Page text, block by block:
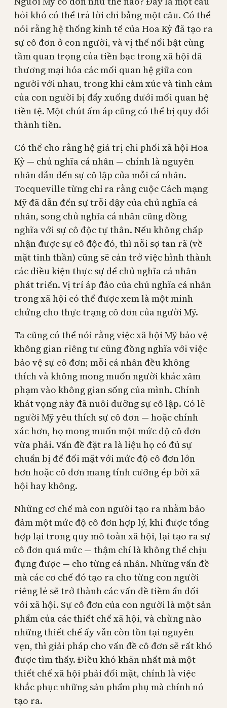
hỏi khó có thể trả lời chỉ bằng một câu. Có thể
nói rằng hệ thống kinh tế của Hoa Kỳ đã tạo ra
sự cô đơn ở con người, và vị thế nổi bật cùng
tầm quan trọng của tiền bạc trong xã hội đã
thương mại hóa các mối quan hệ giữa con
người với nhau, trong khi cảm xúc và tình cảm
của con người bị đẩy xuống dưới mối quan hệ
tiền tệ. Một chút ấm áp cũng có thể bị quy đổi
thành tiền.
Có thể cho rằng hệ giá trị chi phối xã hội Hoa
Kỳ — chủ nghĩa cá nhân — chính là nguyên
nhân dẫn đến sự cô lập của mỗi cá nhân.
Tocqueville từng chỉ ra rằng cuộc Cách mạng
Mỹ đã dẫn đến sự trỗi dậy của chủ nghĩa cá
nhân, song chủ nghĩa cá nhân cũng đồng
nghĩa với sự cô độc tự thân. Nếu không chấp
nhận được sự cô độc đó, thì nỗi sợ tan rã (về
mặt tinh thần) cũng sẽ cản trở việc hình thành
các điều kiện thực sự để chủ nghĩa cá nhân
phát triển. Vị trí áp đảo của chủ nghĩa cá nhân
trong xã hội có thể được xem là một minh
chứng cho thực trạng cô đơn của người Mỹ.
Ta cũng có thể nói rằng việc xã hội Mỹ bảo vệ
không gian riêng tư cũng đồng nghĩa với việc
bảo vệ sự cô đơn; mỗi cá nhân đều không
thích và không mong muốn người khác xâm
phạm vào không gian sống của mình. Chính
khát vọng này đã nuôi dưỡng sự cô lập. Có lẽ
người Mỹ yêu thích sự cô đơn — hoặc chính
xác hơn, họ mong muốn một mức độ cô đơn
vừa phải. Vấn đề đặt ra là liệu họ có đủ sự
chuẩn bị để đối mặt với mức độ cô đơn lớn
hơn hoặc cô đơn mang tính cưỡng ép bởi xã
hội hay không.
Những cơ chế mà con người tạo ra nhằm bảo
đảm một mức độ cô đơn hợp lý, khi được tổng
hợp lại trong quy mô toàn xã hội, lại tạo ra sự
cô đơn quá mức — thậm chí là không thể chịu
đựng được — cho từng cá nhân. Những vấn đề
mà các cơ chế đó tạo ra cho từng con người
riêng lẻ sẽ trở thành các vấn đề tiềm ẩn đối
với xã hội. Sự cô đơn của con người là một sản
phẩm của các thiết chế xã hội, và chừng nào
những thiết chế ấy vẫn còn tồn tại nguyên
vẹn, thì giải pháp cho vấn đề cô đơn sẽ rất khó
được tìm thấy. Điều khó khăn nhất mà một
thiết chế xã hội phải đối mặt, chính là việc
khắc phục những sản phẩm phụ mà chính nó
tạo ra.